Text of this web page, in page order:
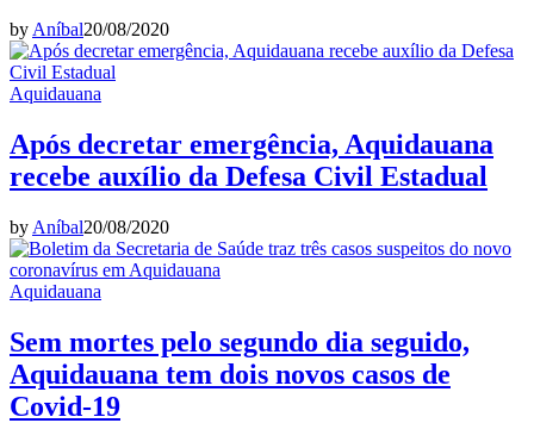
by Aníbal20/08/2020
Aquidauana
Após decretar emergência, Aquidauana
recebe auxílio da Defesa Civil Estadual
by Aníbal20/08/2020
Aquidauana
Sem mortes pelo segundo dia seguido,
Aquidauana tem dois novos casos de
Covid-19